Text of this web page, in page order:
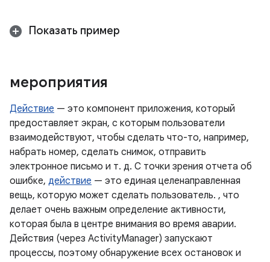
Показать пример
мероприятия
Действие — это компонент приложения, который
предоставляет экран, с которым пользователи
взаимодействуют, чтобы сделать что-то, например,
набрать номер, сделать снимок, отправить
электронное письмо и т. д. С точки зрения отчета об
ошибке, действие — это единая целенаправленная
вещь, которую может сделать пользователь. , что
делает очень важным определение активности,
которая была в центре внимания во время аварии.
Действия (через ActivityManager) запускают
процессы, поэтому обнаружение всех остановок и